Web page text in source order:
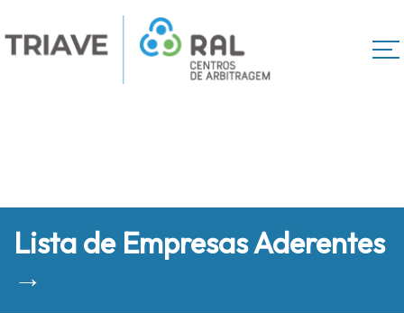
Lista de Empresas Aderentes
→